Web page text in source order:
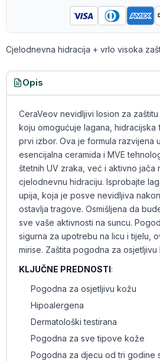
Cjelodnevna hidracija + vrlo visoka
Opis
CeraVeov nevidljivi losion za
koju omogućuje lagana,
prvi izbor. Ova je formula razvijena
esencijalna ceramida i MVE
štetnih UV zraka, već i aktivno
cjelodnevnu hidraciju. Isprobajte
upija, koja je posve nevidljiva
ostavlja tragove. Osmišljena da
sve vaše aktivnosti na suncu.
sigurna za upotrebu na licu i tijelu,
mirise. Zaštita pogodna za osjetljivu
KLJUČNE PREDNOSTI:
Pogodna za osjetljivu kožu
Hipoalergena
Dermatološki testirana
Pogodna za sve tipove kože
Pogodna za djecu od tri godine